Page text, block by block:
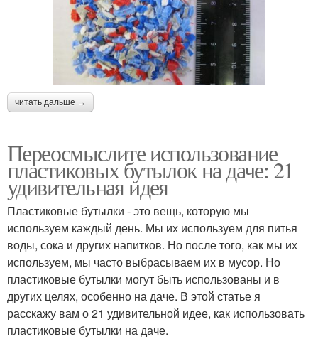
читать дальше →
Переосмыслите использование
пластиковых бутылок на даче: 21
удивительная идея
Пластиковые бутылки - это вещь, которую мы
используем каждый день. Мы их используем для питья
воды, сока и других напитков. Но после того, как мы их
используем, мы часто выбрасываем их в мусор. Но
пластиковые бутылки могут быть использованы и в
других целях, особенно на даче. В этой статье я
расскажу вам о 21 удивительной идее, как использовать
пластиковые бутылки на даче.